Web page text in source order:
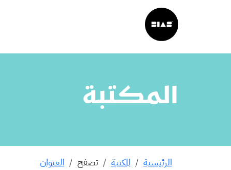
المكتبة
الرئيسية المكتبة تصفح العنوان